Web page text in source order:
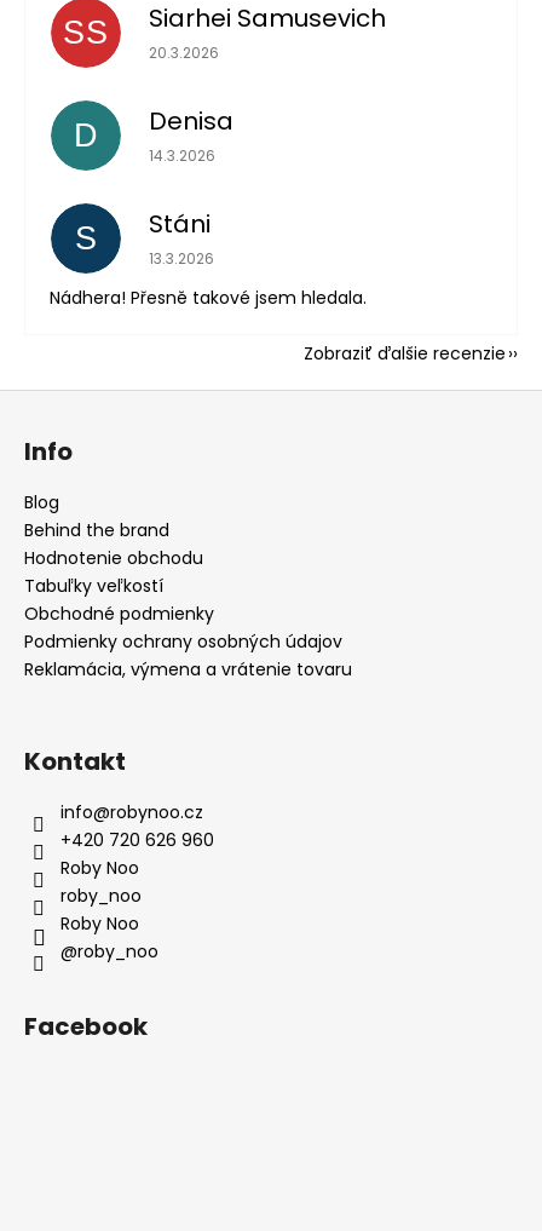
SS Siarhei Samusevich
Hodnotenie obchodu je 5 z 5 hviezdičiek.
20.3.2026
D Denisa
Hodnotenie obchodu je 5 z 5 hviezdičiek.
14.3.2026
S Stáni
Hodnotenie obchodu je 5 z 5 hviezdičiek.
13.3.2026
Nádhera! Přesně takové jsem hledala.
Zobraziť ďalšie recenzie
Z
Info
Blog
Behind the brand
Hodnotenie obchodu
Tabuľky veľkostí
Obchodné podmienky
Podmienky ochrany osobných údajov
Reklamácia, výmena a vrátenie tovaru
Kontakt
info@robynoo.cz
+420 720 626 960
Roby Noo
roby_noo
Roby Noo
@roby_noo
Facebook